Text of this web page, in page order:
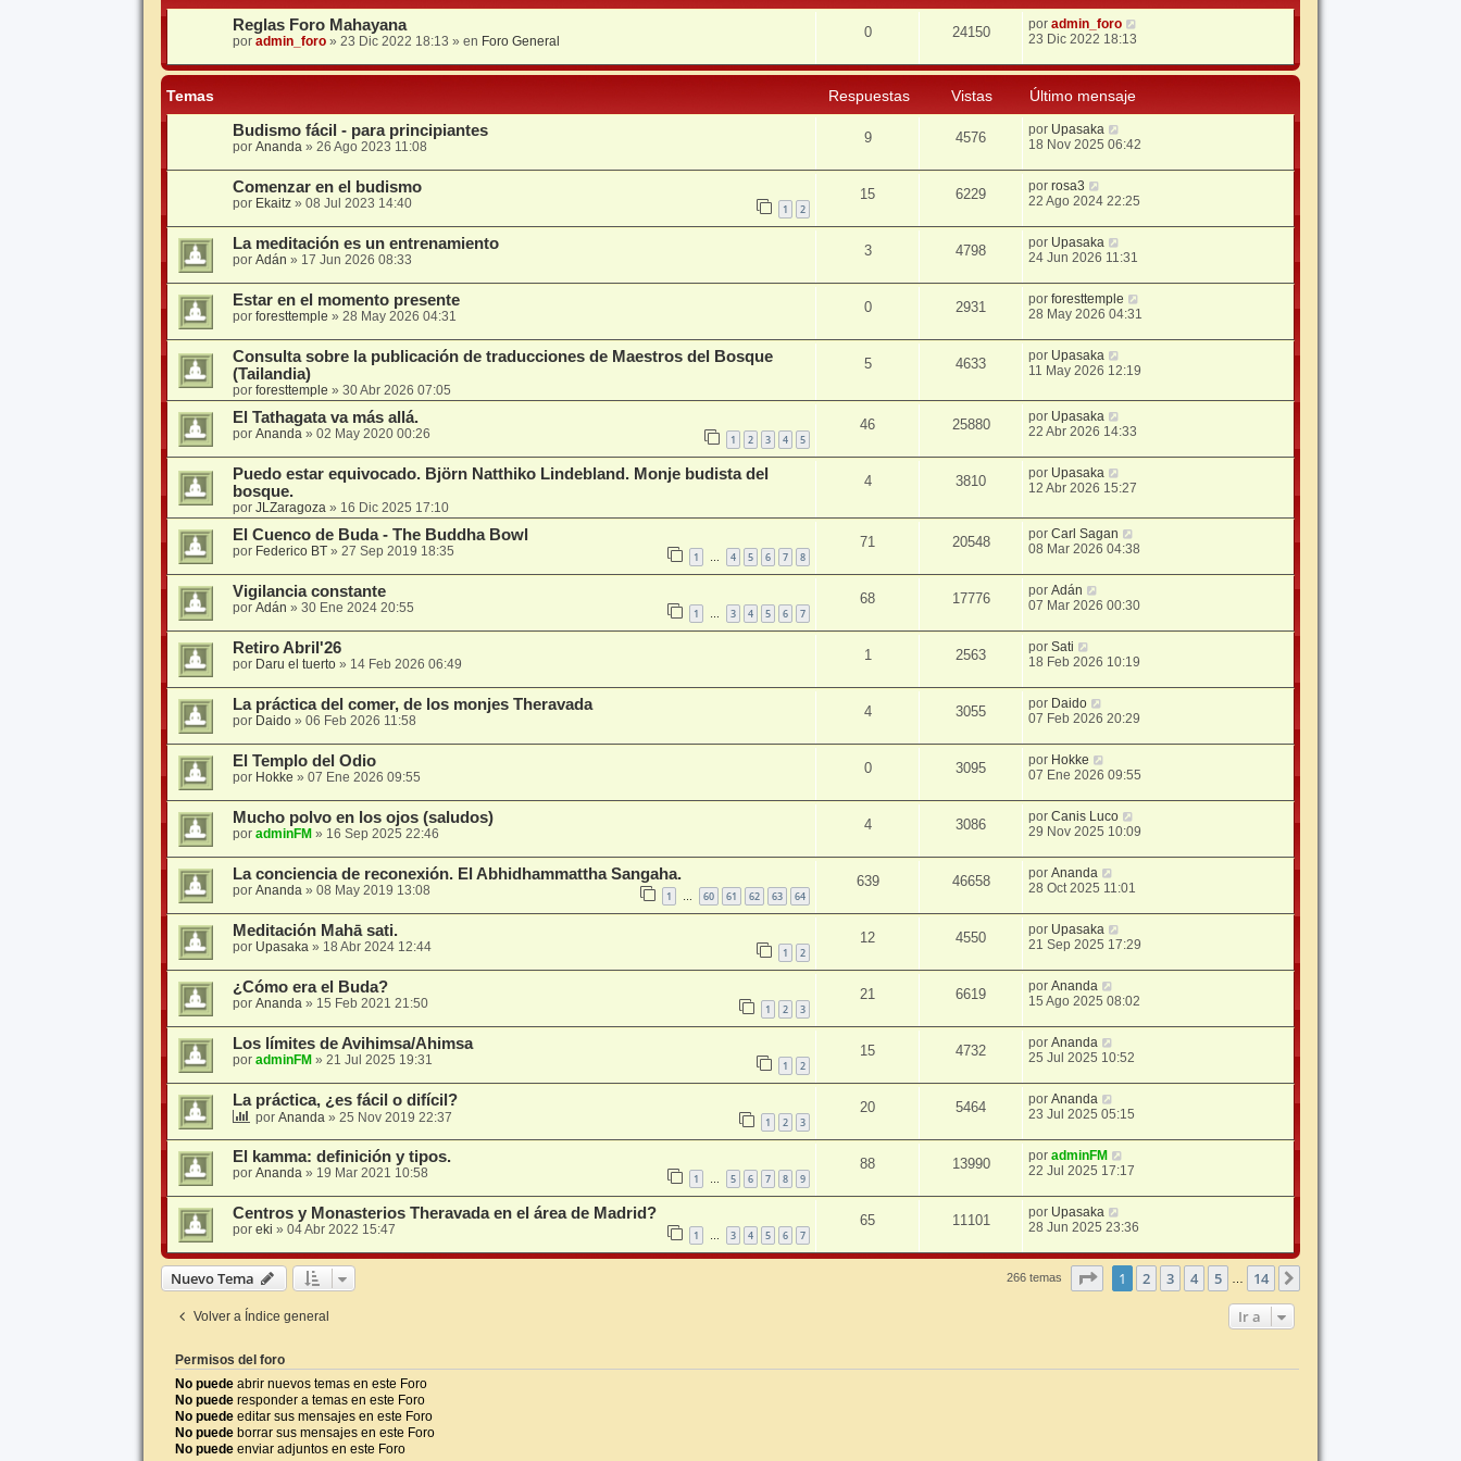
Reglas Foro Mahayana
por admin_foro» 23 Dic 2022 18:13 » en Foro General
0 24150 poradmin_foro
23 Dic 2022 18:13
Temas Respuestas Vistas
Último mensaje
Budismo fácil - para principiantes
por Ananda» 26 Ago 2023 11:08
9 4576 por Upasaka
18 Nov 2025 06:42
Comenzar en el budismo
por Ekaitz» 08 Jul 2023 14:40 1 2
15 6229 porrosa3
22 Ago 2024 22:25
La meditación es un entrenamiento
por Adán » 17 Jun 2026 08:33
3 4798 por Upasaka
24 Jun 2026 11:31
Estar en el momento presente
por foresttemple » 28 May 2026 04:31
0 2931 porforesttemple
28 May 2026 04:31
Consulta sobre la publicación de traducciones de Maestros del Bosque
(Tailandia)
por foresttemple » 30 Abr 2026 07:05
5 4633 por Upasaka
11 May 2026 12:19
El Tathagata va más allá.
por Ananda» 02 May 2020 00:26 1 2 3 4 5
46 25880 por Upasaka
22 Abr 2026 14:33
Puedo estar equivocado. Björn Natthiko Lindebland. Monje budista del
bosque.
por JLZaragoza» 16 Dic 2025 17:10
4 3810 por Upasaka
12 Abr 2026 15:27
El Cuenco de Buda - The Buddha Bowl
por Federico BT» 27 Sep 2019 18:35 1 … 4 5 6 7 8
71 20548 porCarl Sagan
08 Mar 2026 04:38
Vigilancia constante
por Adán » 30 Ene 2024 20:55 1 … 3 4 5 6 7
68 17776 porAdán
07 Mar 2026 00:30
Retiro Abril'26
por Daru el tuerto» 14 Feb 2026 06:49
1 2563 porSati
18 Feb 2026 10:19
La práctica del comer, de los monjes Theravada
por Daido» 06 Feb 2026 11:58
4 3055 por Daido
07 Feb 2026 20:29
El Templo del Odio
por Hokke » 07 Ene 2026 09:55
0 3095 por Hokke
07 Ene 2026 09:55
Mucho polvo en los ojos (saludos)
por adminFM » 16 Sep 2025 22:46
4 3086 porCanis Luco
29 Nov 2025 10:09
La conciencia de reconexión. El Abhidhammattha Sangaha.
por Ananda» 08 May 2019 13:08 1 … 60 61 62 63 64
639 46658 porAnanda
28 Oct 2025 11:01
Meditación Mahā sati.
por Upasaka» 18 Abr 2024 12:44 1 2
12 4550 por Upasaka
21 Sep 2025 17:29
¿Cómo era el Buda?
por Ananda» 15 Feb 2021 21:50 1 2 3
21 6619 porAnanda
15 Ago 2025 08:02
Los límites de Avihimsa/Ahimsa
por adminFM » 21 Jul 2025 19:31 1 2
15 4732 porAnanda
25 Jul 2025 10:52
La práctica, ¿es fácil o difícil?
por Ananda» 25 Nov 2019 22:37 1 2 3
20 5464 porAnanda
23 Jul 2025 05:15
El kamma: definición y tipos.
por Ananda» 19 Mar 2021 10:58 1 … 5 6 7 8 9
88 13990 poradminFM
22 Jul 2025 17:17
Centros y Monasterios Theravada en el área de Madrid?
por eki » 04 Abr 2022 15:47 1 … 3 4 5 6 7
65 11101 por Upasaka
28 Jun 2025 23:36
Nuevo Tema 266 temas Página1 de 14
1 2 3 4 5 14
Volver a Índice general Ir a
Permisos del foro
No puedeabrir nuevos temas en este Foro
No puederesponder a temas en este Foro
No puedeeditar sus mensajes en este Foro
No puedeborrar sus mensajes en este Foro
No puedeenviar adjuntos en este Foro